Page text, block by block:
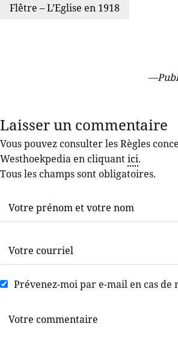
Flêtre – L’Eglise en 1918
—
Laisser un commentaire
Vous pouvez consulter les Règles
Westhoekpedia en cliquantici.
Tous les champs sont obligatoires.
Prévenez-moi par e-mail en cas